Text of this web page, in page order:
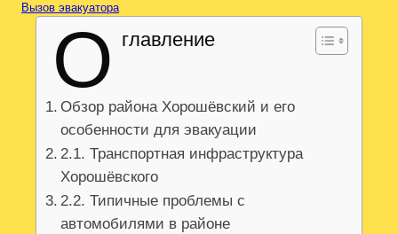
Вызов эвакуатора
О главление
Обзор района Хорошёвский и его
особенности для эвакуации
2.1. Транспортная инфраструктура
Хорошёвского
2.2. Типичные проблемы с
автомобилями в районе